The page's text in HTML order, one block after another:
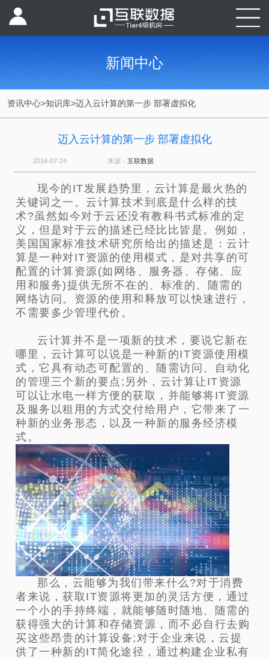
新闻中心
资讯中心>知识库>迈入云计算的第一步 部署虚拟化
迈入云计算的第一步 部署虚拟化
2018-07-24 来源： 互联数据
现今的IT发展趋势里，云计算是最火热的
关键词之一。云计算技术到底是什么样的技
术?虽然如今对于云还没有教科书式标准的定
义，但是对于云的描述已经比比皆是。例如，
美国国家标准技术研究所给出的描述是：云计
算是一种对IT资源的使用模式，是对共享的可
配置的计算资源(如网络、服务器、存储、应
用和服务)提供无所不在的、标准的、随需的
网络访问。资源的使用和释放可以快速进行，
不需要多少管理代价。
云计算并不是一项新的技术，要说它新在
哪里，云计算可以说是一种新的IT资源使用模
式，它具有动态可配置的、随需访问、自动化
的管理三个新的要点;另外，云计算让IT资源
可以让水电一样方便的获取，并能够将IT资源
及服务以租用的方式交付给用户，它带来了一
种新的业务形态，以及一种新的服务经济模
式。
那么，云能够为我们带来什么?对于消费
者来说，获取IT资源将更加的灵活方便，通过
一个小的手持终端，就能够随时随地、随需的
获得强大的计算和存储资源，而不必自行去购
买这些昂贵的计算设备;对于企业来说，云提
供了一种新的IT简化途径，通过构建企业私有